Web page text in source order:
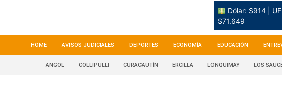
Dólar: $914 |
$71.649
HOME AVISOS JUDICIALES DEPORTES ECONOMÍA EDUCACIÓN
ANGOL COLLIPULLI CURACAUTÍN ERCILLA LONQUIMAY LOS